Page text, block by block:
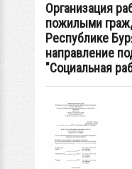
Организация
пожилыми
Республике
направление
"Социальная